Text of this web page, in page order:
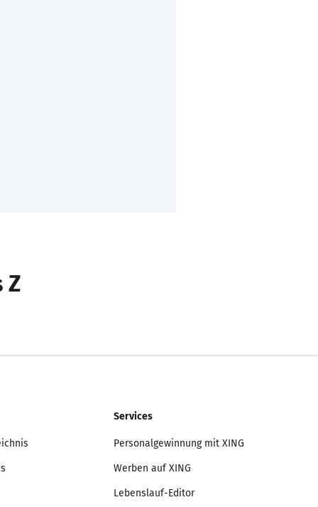
Z
Services
Personalgewinnung mit XING
Werben auf XING
Lebenslauf-Editor